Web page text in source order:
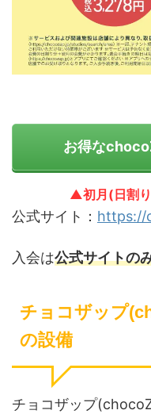
お得な
▲初月(日割
公式サイト： https://
入会は公式サイトの
チョコザップ
の設備
チョコザップ